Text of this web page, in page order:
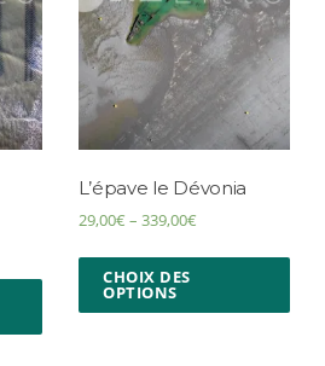
L’épave le Dévonia
29,00€ –339,00€
CHOIX DES
OPTIONS